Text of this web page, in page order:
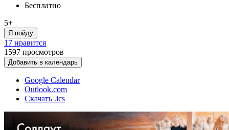
Бесплатно
5+
Я пойду
17 нравится
1597 просмотров
Добавить в календарь
Google Calendar
Outlook.com
Скачать .ics